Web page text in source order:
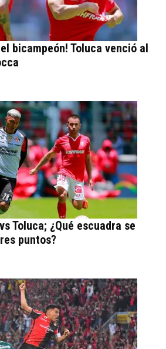
bicampeón! Toluca venció al
Toluca; ¿Qué escuadra se
puntos?